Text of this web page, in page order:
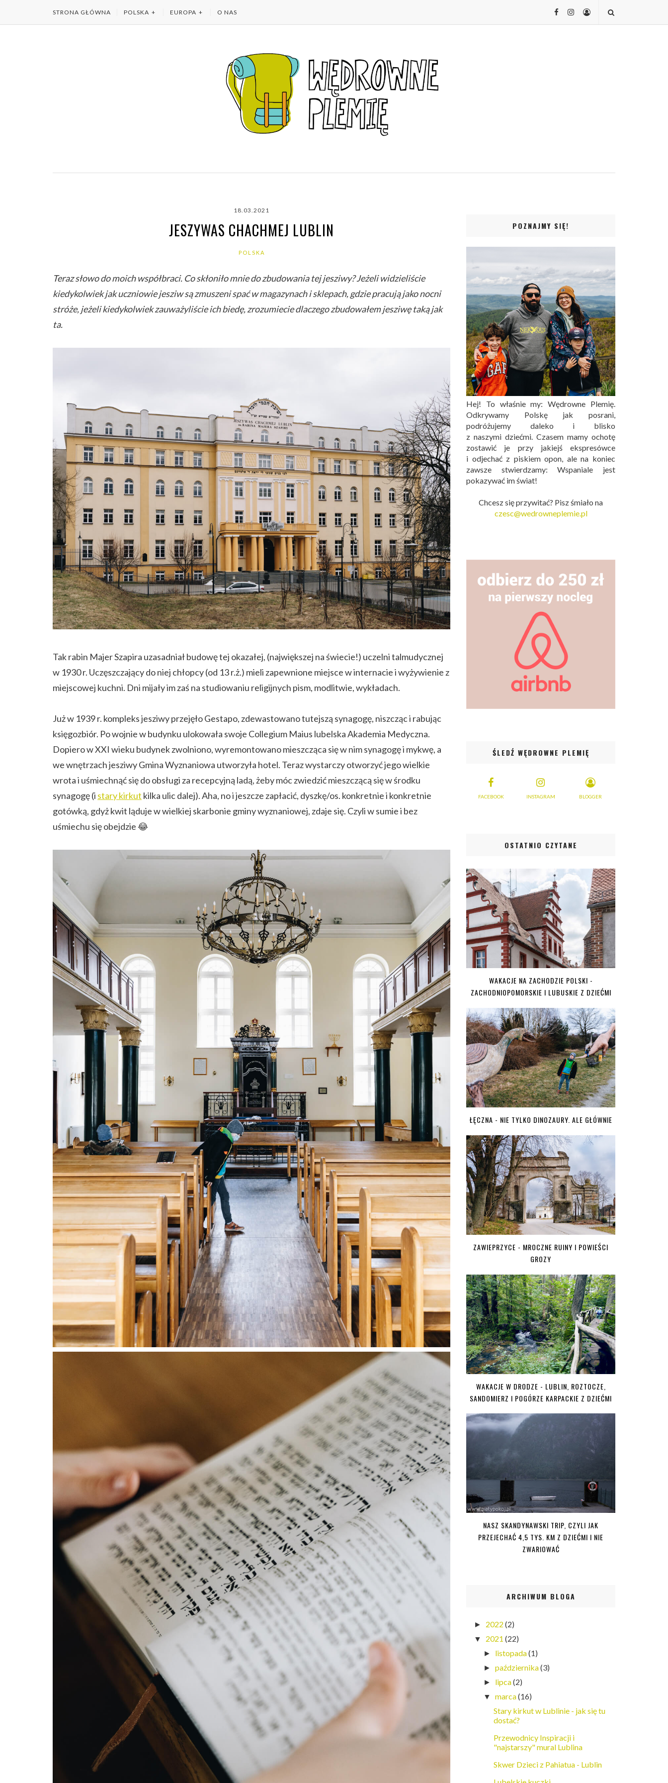
STRONA GŁÓWNA POLSKA EUROPA O NAS
18.03.2021
JESZYWAS CHACHMEJ LUBLIN
POLSKA
Teraz słowo do moich współbraci. Co skłoniło mnie do zbudowania tej jesziwy? Jeżeli widzieliście
kiedykolwiek jak uczniowie jesziw są zmuszeni spać w magazynach i sklepach, gdzie pracują jako nocni
stróże, jeżeli kiedykolwiek zauważyliście ich biedę, zrozumiecie dlaczego zbudowałem jesziwę taką jak
ta.
Tak rabin Majer Szapira uzasadniał budowę tej okazałej, (największej na świecie!) uczelni talmudycznej
w 1930 r. Uczęszczający do niej chłopcy (od 13 r.ż.) mieli zapewnione miejsce w internacie i wyżywienie z
miejscowej kuchni. Dni mijały im zaś na studiowaniu religijnych pism, modlitwie, wykładach.
Już w 1939 r. kompleks jesziwy przejęło Gestapo, zdewastowano tutejszą synagogę, niszcząc i rabując
księgozbiór. Po wojnie w budynku ulokowała swoje Collegium Maius lubelska Akademia Medyczna.
Dopiero w XXI wieku budynek zwolniono, wyremontowano mieszcząca się w nim synagogę i mykwę, a
we wnętrzach jesziwy Gmina Wyznaniowa utworzyła hotel. Teraz wystarczy otworzyć jego wielkie
wrota i uśmiechnąć się do obsługi za recepcyjną ladą, żeby móc zwiedzić mieszczącą się w środku
synagogę (i stary kirkut kilka ulic dalej). Aha, no i jeszcze zapłacić, dyszkę/os. konkretnie i konkretnie
gotówką, gdyż kwit ląduje w wielkiej skarbonie gminy wyznaniowej, zdaje się. Czyli w sumie i bez
uśmiechu się obejdzie 😂
POZNAJMY SIĘ!
Hej! To właśnie my: Wędrowne Plemię.
Odkrywamy Polskę jak posrani,
podróżujemy daleko i blisko
z naszymi dziećmi. Czasem mamy ochotę
zostawić je przy jakiejś ekspresówce
i odjechać z piskiem opon, ale na koniec
zawsze stwierdzamy: Wspaniale jest
pokazywać im świat!
Chcesz się przywitać? Pisz śmiało na
czesc@wedrowneplemie.pl
ŚLEDŹ WĘDROWNE PLEMIĘ
FACEBOOK INSTAGRAM BLOGGER
OSTATNIO CZYTANE
WAKACJE NA ZACHODZIE POLSKI -
ZACHODNIOPOMORSKIE I LUBUSKIE Z DZIEĆMI
ŁĘCZNA - NIE TYLKO DINOZAURY. ALE GŁÓWNIE
ZAWIEPRZYCE - MROCZNE RUINY I POWIEŚCI
GROZY
WAKACJE W DRODZE - LUBLIN, ROZTOCZE,
SANDOMIERZ I POGÓRZE KARPACKIE Z DZIEĆMI
NASZ SKANDYNAWSKI TRIP, CZYLI JAK
PRZEJECHAĆ 4,5 TYS. KM Z DZIEĆMI I NIE
ZWARIOWAĆ
ARCHIWUM BLOGA
► 2022 (2)
▼ 2021 (22)
► listopada(1)
►października(3)
► lipca(2)
▼marca(16)
Stary kirkut w Lublinie - jak się tu
dostać?
Przewodnicy Inspiracji i
"najstarszy" mural Lublina
Skwer Dzieci z Pahiatua - Lublin